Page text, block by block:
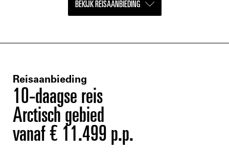
BEKIJK REISAANBIEDING
Reisaanbieding
10-daagse reis
Arctisch gebied
vanaf € 11.499 p.p.